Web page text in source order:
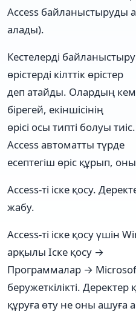
Access байланыстыруды
алады).
Кестелерді
өрістерді кілттік өрістер
деп атайды. Олардың
бірегей, екіншісінің
өрісі осы типті болуы
Access автоматты түрде
есептегіш өріс құрып, оны
Access-ті іске қосу.
жабу.
Access-ті іске қосу үшін
арқылы Іске қосу →
Программалар →
беружеткілікті. Деректер
құруға өту не оны ашуға